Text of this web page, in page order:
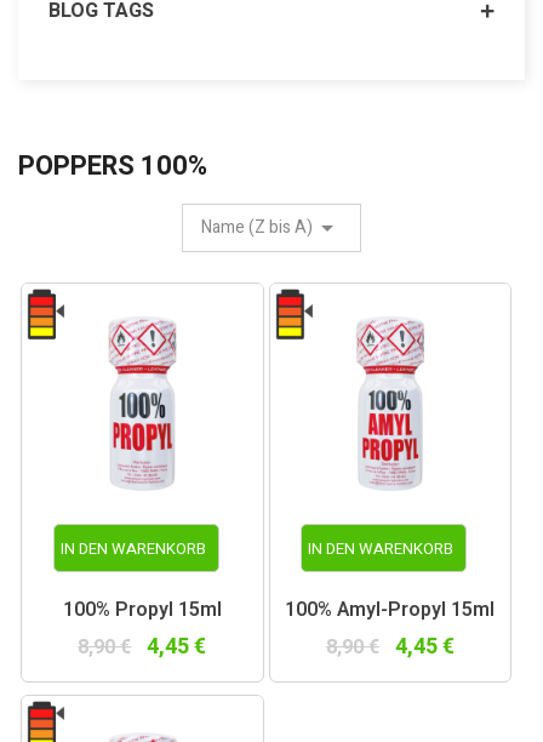
BLOG TAGS
POPPERS 100%
Name (Z bis A)
IN DEN WARENKORB
100% Propyl 15ml
8,90 € 4,45 €
IN DEN WARENKORB
100% Amyl-Propyl 15ml
8,90 € 4,45 €